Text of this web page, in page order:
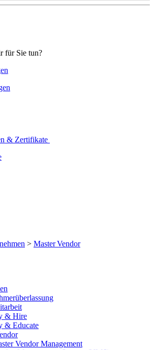
für Sie tun?
& Zertifikate
> Master Vendor
& Hire
& Educate
Vendor Management